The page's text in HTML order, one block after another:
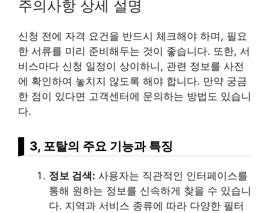
주의사항 상세 설명
신청 전에 자격 요건을 반드시 체크해야 하며, 필요
한 서류를 미리 준비해두는 것이 좋습니다. 또한, 서
비스마다 신청 일정이 상이하니, 관련 정보를 사전
에 확인하여 놓치지 않도록 해야 합니다. 만약 궁금
한 점이 있다면 고객센터에 문의하는 방법도 있습니
다.
3, 포탈의 주요 기능과 특징
정보 검색: 사용자는 직관적인 인터페이스를
통해 원하는 정보를 신속하게 찾을 수 있습니
다. 지역과 서비스 종류에 따라 다양한 필터